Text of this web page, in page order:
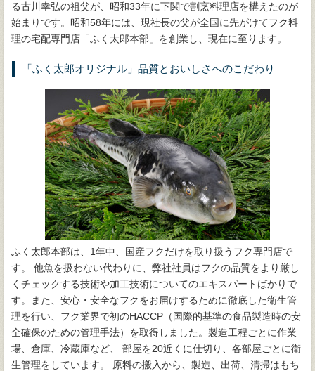
る古川幸弘の祖父が、昭和33年に下関で割烹料理店を構えたのが
始まりです。昭和58年には、現社長の父が全国に先がけてフク料
理の宅配専門店「ふく太郎本部」を創業し、現在に至ります。
「ふく太郎オリジナル」品質とおいしさへのこだわり
ふく太郎本部は、1年中、国産フクだけを取り扱うフク専門店で
す。 他魚を扱わない代わりに、弊社社員はフクの品質をより厳し
くチェックする技術や加工技術についてのエキスパートばかりで
す。また、安心・安全なフクをお届けするために徹底した衛生管
理を行い、フク業界で初のHACCP（国際的基準の食品製造時の安
全確保のための管理手法）を取得しました。製造工程ごとに作業
場、倉庫、冷蔵庫など、 部屋を20近くに仕切り、各部屋ごとに衛
生管理をしています。 原料の搬入から、製造、出荷、清掃はもち